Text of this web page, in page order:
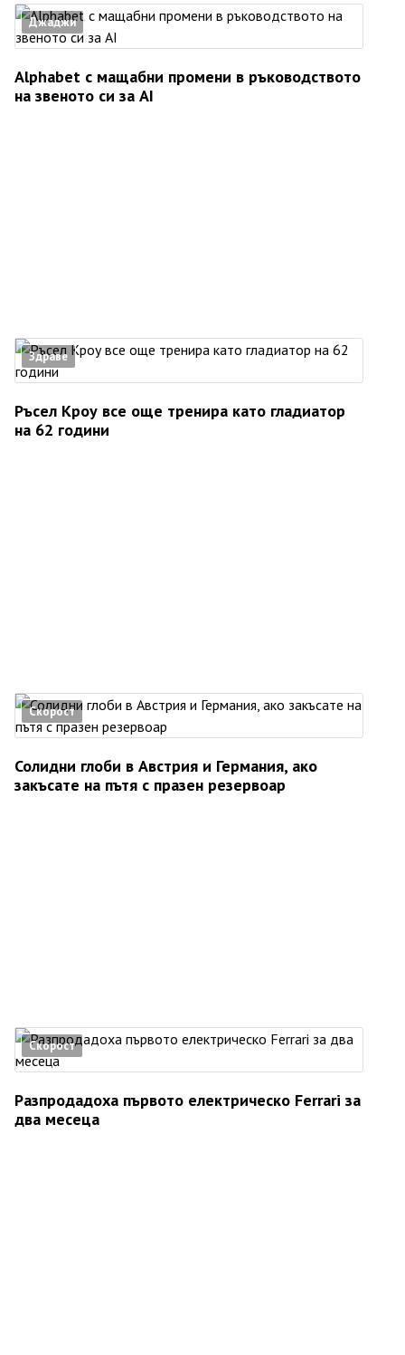
Джаджи
Alphabet с мащабни промени в ръководството
на звеното си за AI
Здраве
Ръсел Кроу все още тренира като гладиатор
на 62 години
Скорост
Солидни глоби в Австрия и Германия, ако
закъсате на пътя с празен резервоар
Скорост
Разпродадоха първото електрическо Ferrari за
два месеца